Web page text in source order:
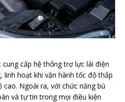
cung cấp hệ thống trợ lực lái điện
linh hoạt khi vận hành tốc độ thấp
Ngoài ra, với chức năng bù
và tự tin trong mọi điều kiện